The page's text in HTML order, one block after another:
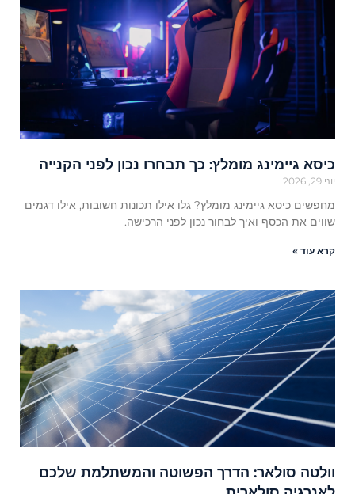
כיסא גיימינג מומלץ: כך תבחרו נכון לפני הקנייה
יוני 29, 2026
מחפשים כיסא גיימינג מומלץ? גלו אילו תכונות חשובות, אילו דגמים
שווים את הכסף ואיך לבחור נכון לפני הרכישה.
קרא עוד »
וולטה סולאר: הדרך הפשוטה והמשתלמת שלכם